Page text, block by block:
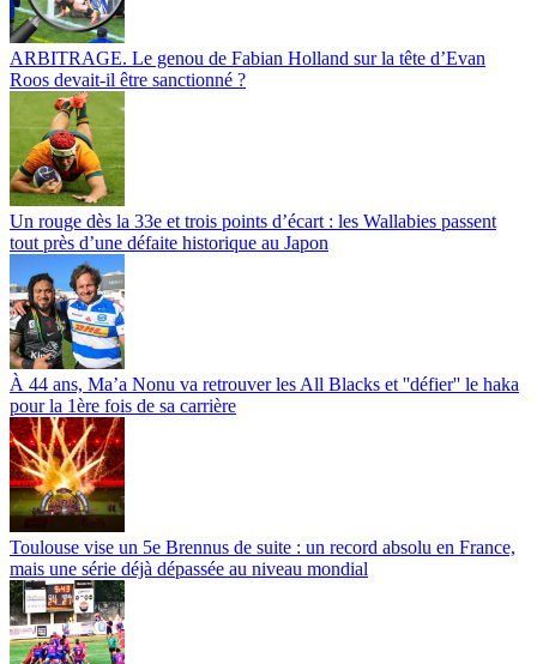
ARBITRAGE. Le genou de Fabian Holland sur la tête d’Evan
Roos devait-il être sanctionné ?
Un rouge dès la 33e et trois points d’écart : les Wallabies passent
tout près d’une défaite historique au Japon
À 44 ans, Ma’a Nonu va retrouver les All Blacks et ''défier'' le haka
pour la 1ère fois de sa carrière
Toulouse vise un 5e Brennus de suite : un record absolu en France,
mais une série déjà dépassée au niveau mondial